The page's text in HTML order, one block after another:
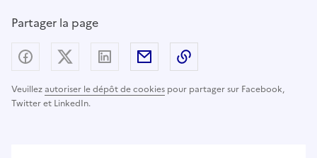
Partager la page
Veuillezautoriser le dépôt de cookies pour partager sur Facebook,
Twitter et LinkedIn.
Partager sur Facebook
Partager sur X (anciennement Twitter) -
Partager sur LinkedIn
Partager par email